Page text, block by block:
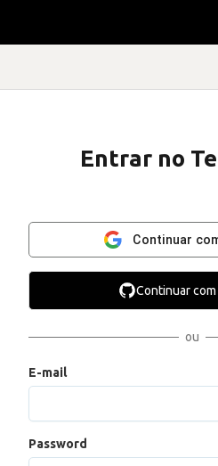
Entrar no
Continuar
Continuar com
ou
E-mail
Password